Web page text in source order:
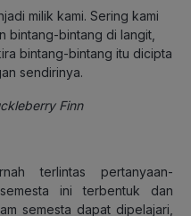
milik kami. Sering kami
bintang-bintang di langit,
bintang-bintang itu dicipta
sendirinya.
Finn
terlintas pertanyaan-
ini terbentuk dan
semesta dapat dipelajari,